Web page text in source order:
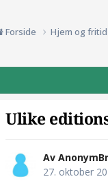
Forside Hjem og fritid
Ulike
Av
27. oktober